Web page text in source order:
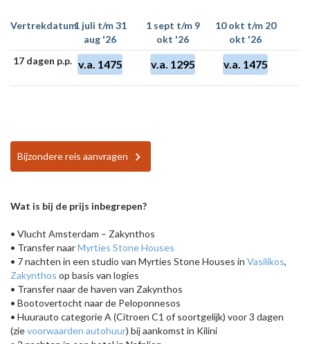
Vertrekdatum1 juli t/m 31
aug '26
1 sept t/m 9
okt '26
10 okt t/m 20
okt '26
17 dagen p.p. v.a. 1475 v.a. 1295 v.a. 1475
Bijzondere reis aanvragen
Wat is bij de prijs inbegrepen?
• Vlucht Amsterdam – Zakynthos
• Transfer naarMyrties Stone Houses
• 7 nachten in een studio van Myrties Stone Houses in Vasilikos,
Zakynthos op basis van logies
• Transfer naar de haven van Zakynthos
• Bootovertocht naar de Peloponnesos
• Huurauto categorie A (Citroen C1 of soortgelijk) voor 3 dagen
(zievoorwaarden autohuur) bij aankomst in Kilini